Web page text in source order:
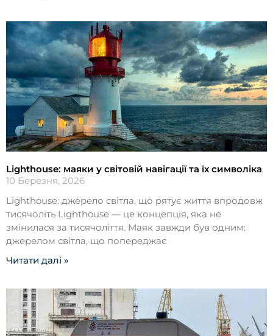
Lighthouse: маяки у світовій навігації та їх символіка
10 Березня, 2026
Lighthouse: джерело світла, що рятує життя впродовж
тисячоліть Lighthouse — це концепція, яка не
змінилася за тисячоліття. Маяк завжди був одним:
джерелом світла, що попереджає
Читати далі »